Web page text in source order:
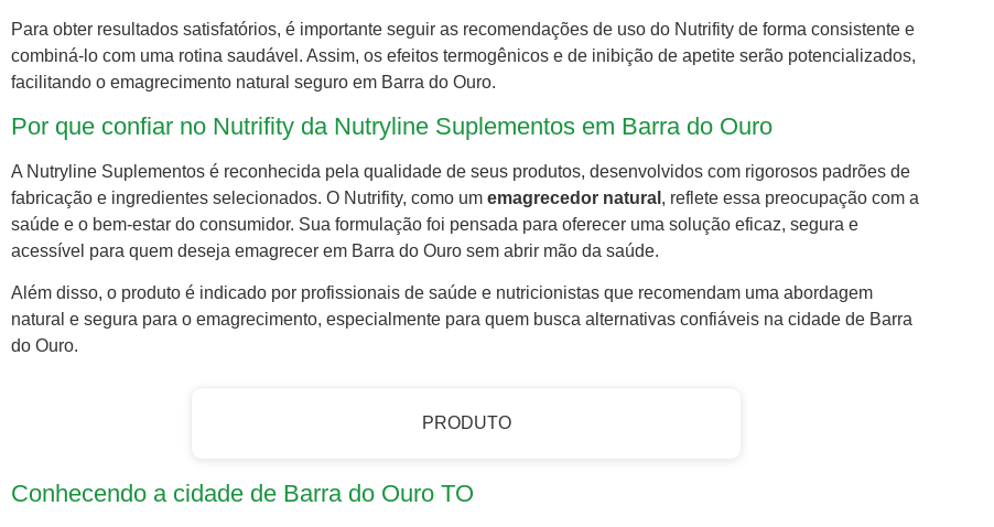
Para obter resultados satisfatórios, é importante seguir as recomendações de uso do Nutrifity de forma consistente e
combiná-lo com uma rotina saudável. Assim, os efeitos termogênicos e de inibição de apetite serão potencializados,
facilitando o emagrecimento natural seguro em Barra do Ouro.
Por que confiar no Nutrifity da Nutryline Suplementos em Barra do Ouro
A Nutryline Suplementos é reconhecida pela qualidade de seus produtos, desenvolvidos com rigorosos padrões de
fabricação e ingredientes selecionados. O Nutrifity, como um emagrecedor natural , reflete essa preocupação com a
saúde e o bem-estar do consumidor. Sua formulação foi pensada para oferecer uma solução eficaz, segura e
acessível para quem deseja emagrecer em Barra do Ouro sem abrir mão da saúde.
Além disso, o produto é indicado por profissionais de saúde e nutricionistas que recomendam uma abordagem
natural e segura para o emagrecimento, especialmente para quem busca alternativas confiáveis na cidade de Barra
do Ouro.
PRODUTO
Conhecendo a cidade de Barra do Ouro TO